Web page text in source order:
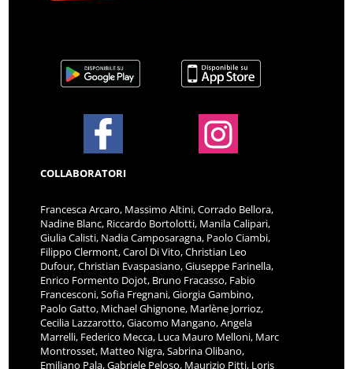
COLLABORATORI
Francesca Arcaro, Massimo Altini, Corrado Bellora,
Nadine Blanc, Riccardo Bortolotti, Manila Calipari,
Giulia Calisti, Nadia Camposaragna, Paolo Ciambi,
Filippo Clermont, Carol Di Vito, Christian Leo
Dufour, Christian Evaspasiano, Giuseppe Farinella,
Enrico Formento Dojot, Bruno Fracasso, Fabio
Francesconi, Sofia Fregnani, Giorgia Gambino,
Paolo Gatto, Michael Ghignone, Marlène Jorrioz,
Cecilia Lazzarotto, Giacomo Mangano, Angela
Marrelli, Federico Mecca, Luca Mauro Melloni, Marc
Montrosset, Matteo Nigra, Sabrina Olibano,
Emiliano Pala, Gabriele Peloso, Maurizio Pitti, Loris